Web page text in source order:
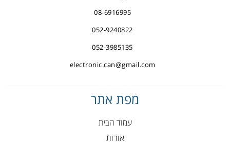
08-6916995
052-9240822
052-3985135
electronic.can@gmail.com
מפת אתר
עמוד הבית
אודות